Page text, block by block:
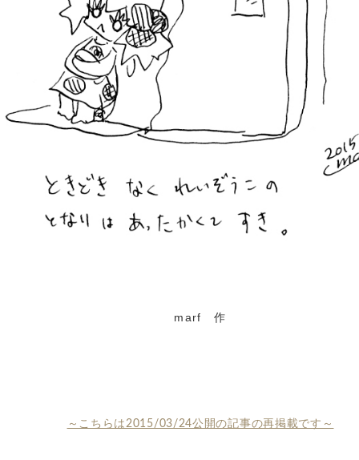
marf 作
～こちらは2015/03/24公開の記事の再掲載です～